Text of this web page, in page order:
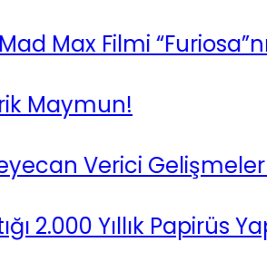
Filmi “Furiosa”nın
Verici Gelişmeler !
Yıllık Papirüs